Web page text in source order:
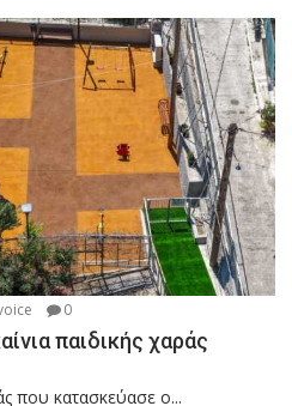
0
παιδικής χαράς
που κατασκεύασε ο...